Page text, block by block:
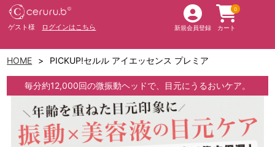
ゲスト様 ログインはこちら 新規会員登録 カート
0
HOME PICKUP!セルル アイエッセンス プレミア
毎分約12,000回の微振動ヘッドで、目元にうるおいケア。